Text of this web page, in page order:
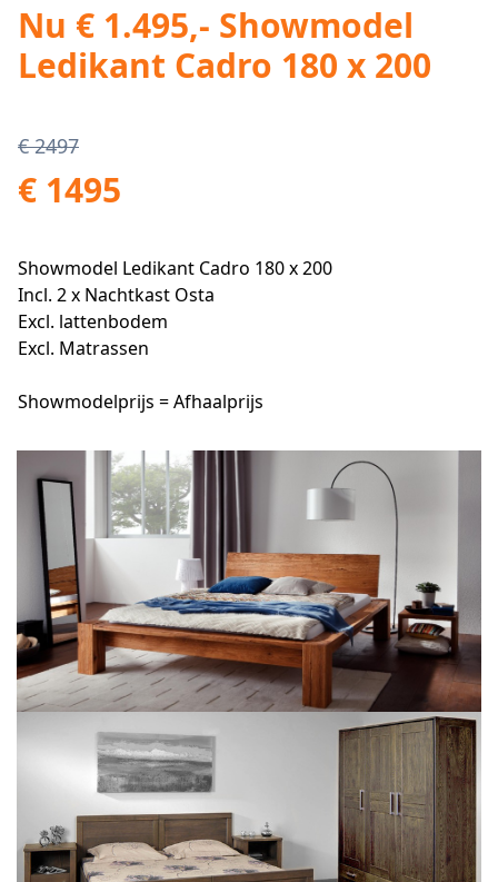
Nu € 1.495,- Showmodel
Ledikant Cadro 180 x 200
€ 2497
€ 1495
Showmodel Ledikant Cadro 180 x 200
Incl. 2 x Nachtkast Osta
Excl. lattenbodem
Excl. Matrassen
Showmodelprijs = Afhaalprijs